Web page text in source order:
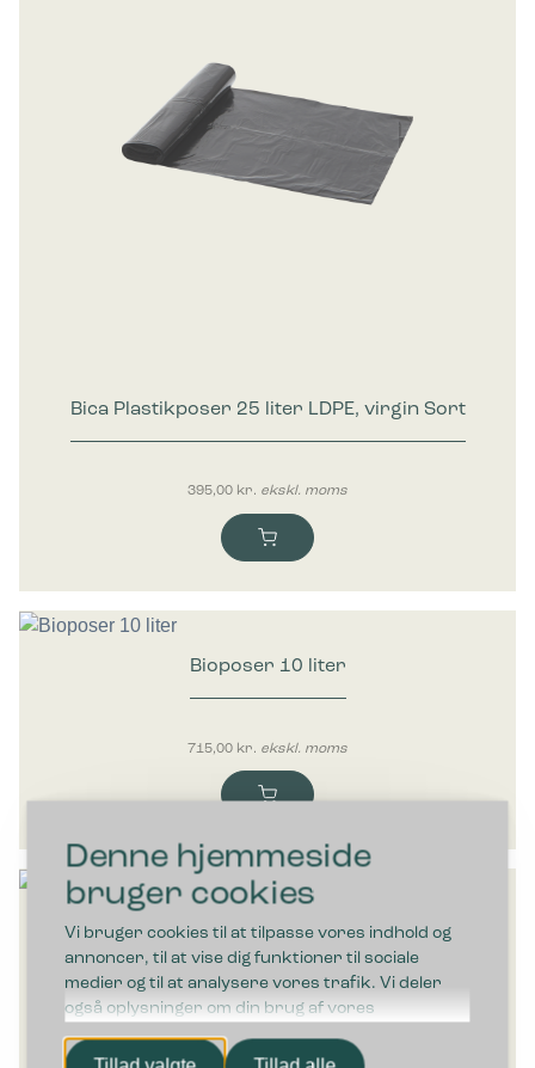
Denne hjemmeside
bruger cookies
Vi bruger cookies til at tilpasse vores indhold og
annoncer, til at vise dig funktioner til sociale
medier og til at analysere vores trafik. Vi deler
også oplysninger om din brug af vores
hjemmeside med vores partnere inden for sociale
medier, annonceringspartnere og
Bica Plastikposer 25 liter LDPE, virgin Sort
395,00 kr. ekskl. moms
Bioposer 10 liter
715,00 kr. ekskl. moms
Bioposer 35 liter
1.240,00kr. ekskl. moms